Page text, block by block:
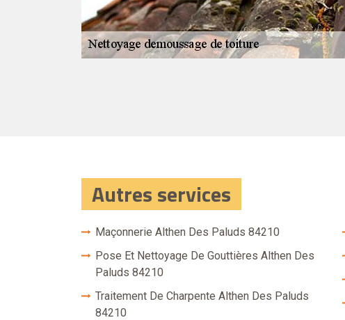
Autres services
Maçonnerie Althen Des Paluds 84210
Pose Et Nettoyage De Gouttières Althen Des
Paluds 84210
Traitement De Charpente Althen Des Paluds
84210